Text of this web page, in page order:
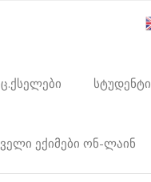
სტუდენტი
ექიმები ონ-ლაინ